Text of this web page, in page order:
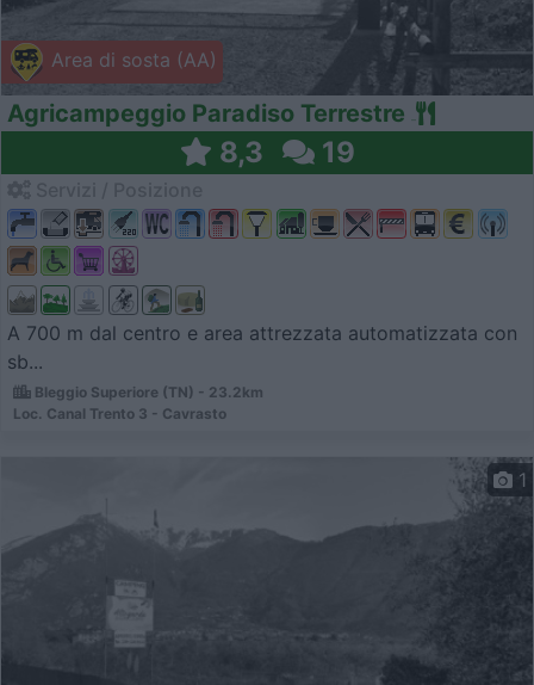
Area di sosta (AA)
Agricampeggio Paradiso Terrestre
8,3 19
A 700 m dal centro e area attrezzata automatizzata con
sb...
Bleggio Superiore (TN) - 23.2km
Loc. Canal Trento 3 - Cavrasto
1